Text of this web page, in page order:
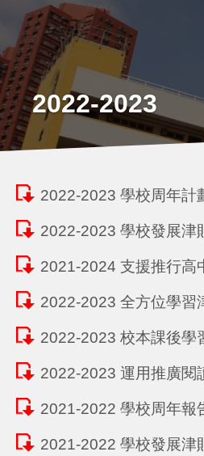
2022-2023
2022-2023 學校周年計
2022-2023 學校發展津
2021-2024 支援推行高
2022-2023 全方位學習
2022-2023 校本課後學
2022-2023 運用推廣閱
2021-2022 學校周年報
2021-2022 學校發展津